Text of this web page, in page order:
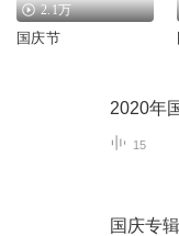
2.1万
国庆节
2020年
15
国庆专辑